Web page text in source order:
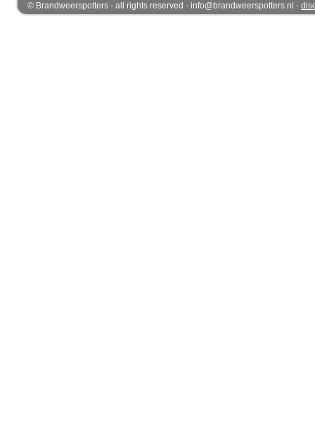
© Brandweerspotters - all rights reserved - info@brandweerspotters.nl -